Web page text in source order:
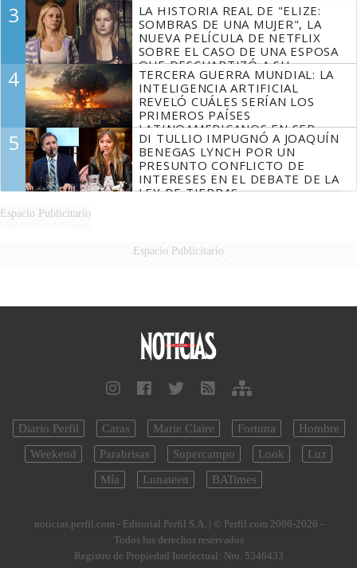
3
LA HISTORIA REAL DE "ELIZE:
SOMBRAS DE UNA MUJER", LA
NUEVA PELÍCULA DE NETFLIX
SOBRE EL CASO DE UNA ESPOSA
QUE DESCUARTIZÓ A SU
MARIDO
4
TERCERA GUERRA MUNDIAL: LA
INTELIGENCIA ARTIFICIAL
REVELÓ CUÁLES SERÍAN LOS
PRIMEROS PAÍSES
LATINOAMERICANOS EN SER
DERROTADOS
5
DI TULLIO IMPUGNÓ A JOAQUÍN
BENEGAS LYNCH POR UN
PRESUNTO CONFLICTO DE
INTERESES EN EL DEBATE DE LA
LEY DE TIERRAS
Espacio Publicitario
Espacio Publicitario
Diario Perfil Caras Marie Claire Fortuna
Hombre
Weekend
Parabrisas Supercampo Look
Luz
Mía
Lunateen BATimes
noticias.perfil.com - Editorial Perfil S.A. | © Perfil.com 2006-2026 -
Todos los derechos reservados
Registro de Propiedad Intelectual: Nro. 5346433